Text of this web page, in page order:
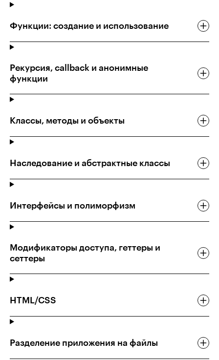
Функции: создание и использование
Рекурсия, callback и анонимные
функции
Классы, методы и объекты
Наследование и абстрактные классы
Интерфейсы и полиморфизм
Модификаторы доступа, геттеры и
сеттеры
HTML/CSS
Разделение приложения на файлы